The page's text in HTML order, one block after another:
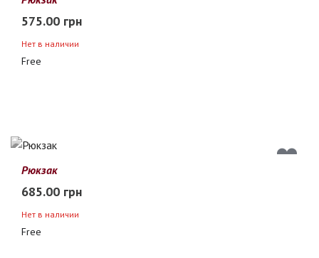
575.00 грн
Нет в наличии
Free
Рюкзак
685.00 грн
Нет в наличии
Free